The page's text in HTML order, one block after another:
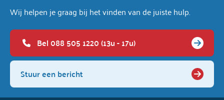
Wij helpen je graag bij het vinden van de juiste hulp.
Bel 088 505 1220 (13u - 17u)
Stuur een bericht